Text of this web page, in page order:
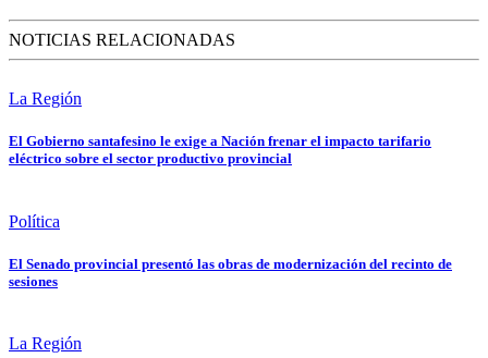
NOTICIAS RELACIONADAS
La Región
El Gobierno santafesino le exige a Nación frenar el impacto tarifario
eléctrico sobre el sector productivo provincial
Política
El Senado provincial presentó las obras de modernización del recinto de
sesiones
La Región